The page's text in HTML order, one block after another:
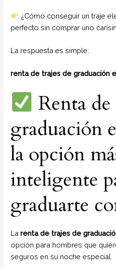
¿Cómo conseguir un traje
perfecto sin comprar uno
La respuesta es simple:
renta de trajes de graduación
Renta
graduación
la opción
inteligente
graduarte
Larenta de trajes de
opción para hombres que
seguros en su noche especial.